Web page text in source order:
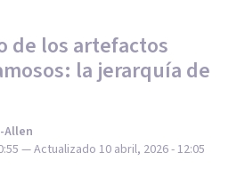
de los artefactos
la jerarquía de
Allen
— Actualizado 10 abril, 2026 - 12:05